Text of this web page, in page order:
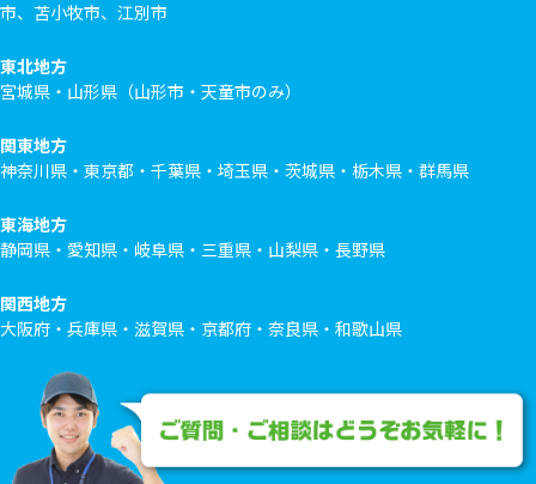
市、苫小牧市、江別市
東北地方
宮城県・山形県（山形市・天童市のみ）
関東地方
神奈川県・東京都・千葉県・埼玉県・茨城県・栃木県・群馬県
東海地方
静岡県・愛知県・岐阜県・三重県・山梨県・長野県
関西地方
大阪府・兵庫県・滋賀県・京都府・奈良県・和歌山県